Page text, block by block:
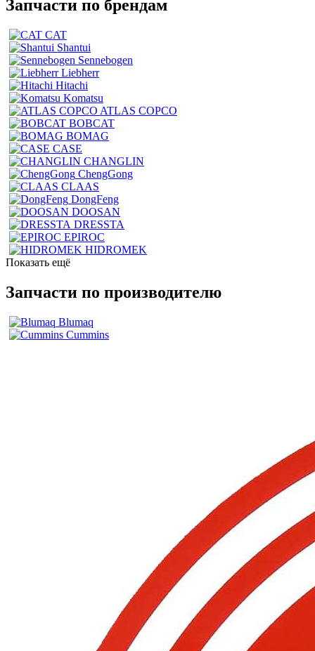
Запчасти по брендам
CAT
Shantui
Sennebogen
Liebherr
Hitachi
Komatsu
ATLAS COPCO
BOBCAT
BOMAG
CASE
CHANGLIN
ChengGong
CLAAS
DongFeng
DOOSAN
DRESSTA
EPIROC
HIDROMEK
Показать ещё
Запчасти по производителю
Blumaq
Cummins